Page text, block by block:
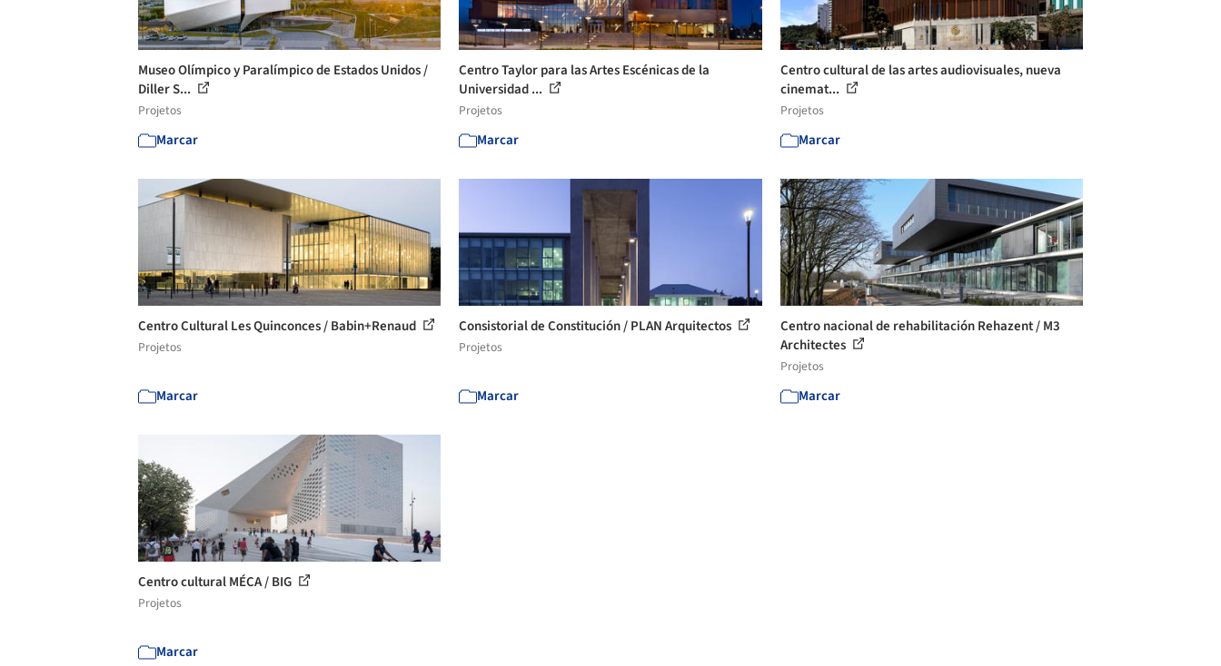
Museo Olímpico y Paralímpico de Estados Unidos /
Diller S...
Projetos
Marcar
Centro Taylor para las Artes Escénicas de la
Universidad ...
Projetos
Marcar
Centro cultural de las artes audiovisuales, nueva
cinemat...
Projetos
Marcar
Centro Cultural Les Quinconces / Babin+Renaud
Projetos
Marcar
Consistorial de Constitución / PLAN Arquitectos
Projetos
Marcar
Centro nacional de rehabilitación Rehazent / M3
Architectes
Projetos
Marcar
Centro cultural MÉCA / BIG
Projetos
Marcar